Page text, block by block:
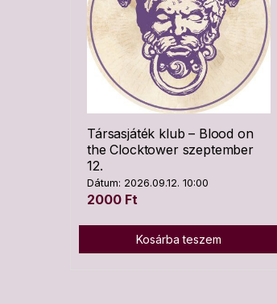
Társasjáték klub – Blood on
the Clocktower szeptember
12.
Dátum: 2026.09.12. 10:00
2000 Ft
Kosárba teszem